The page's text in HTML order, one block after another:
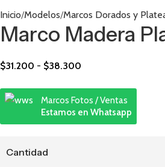
Inicio Modelos Marcos Dorados y
Marco Madera
$31.200 - $38.300
Marcos Fotos / Ventas
Estamos en Whatsapp
Cantidad